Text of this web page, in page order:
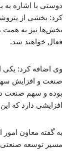
دوستی با اشاره
کرد: بخشی از
بخش‌ها نیز به همت
فعال خواهند شد.
وی اضافه کرد:
صنعت و افزایش
بوده و سهم صنعت در
افزایشی دارد که
به گفته معاون
مسیر توسعه صنعتی